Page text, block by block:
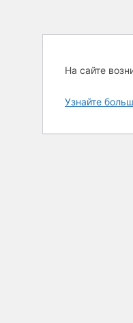
На сайте
Узнайте